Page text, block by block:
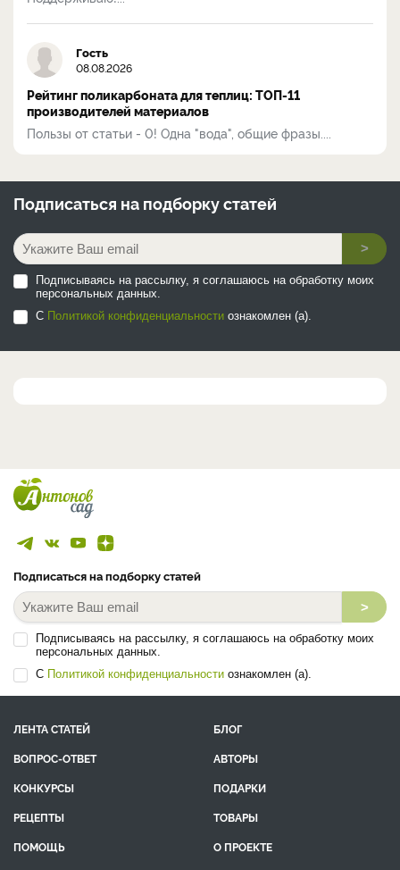
Гость
08.08.2026
Рейтинг поликарбоната для теплиц: ТОП-11
производителей материалов
Пользы от статьи - 0! Одна "вода", общие фразы....
Подписаться на подборку статей
>
Подписываясь на рассылку, я соглашаюсь на обработку моих
персональных данных.
С Политикой конфиденциальности ознакомлен (а).
Подписаться на подборку статей
>
Подписываясь на рассылку, я соглашаюсь на обработку моих
персональных данных.
С Политикой конфиденциальности ознакомлен (а).
ЛЕНТА СТАТЕЙ
БЛОГ
ВОПРОС-ОТВЕТ
АВТОРЫ
КОНКУРСЫ
ПОДАРКИ
РЕЦЕПТЫ
ТОВАРЫ
ПОМОЩЬ
О ПРОЕКТЕ